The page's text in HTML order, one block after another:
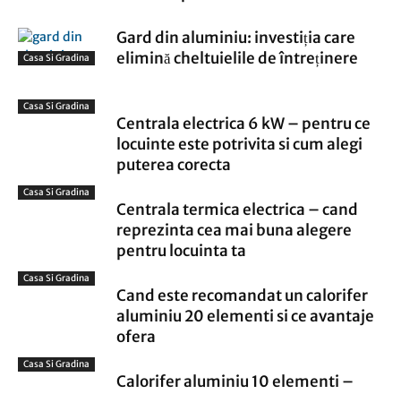
Casa Si Gradina
Gard din aluminiu: investiția care
elimină cheltuielile de întreținere
Casa Si Gradina
Centrala electrica 6 kW – pentru ce
locuinte este potrivita si cum alegi
puterea corecta
Casa Si Gradina
Centrala termica electrica – cand
reprezinta cea mai buna alegere
pentru locuinta ta
Casa Si Gradina
Cand este recomandat un calorifer
aluminiu 20 elementi si ce avantaje
ofera
Casa Si Gradina
Calorifer aluminiu 10 elementi –